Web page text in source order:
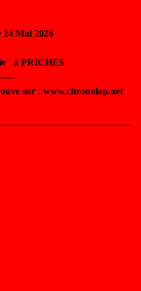
24 Mai 2026
à PRICHES
-----
sur : www.chronolap.net